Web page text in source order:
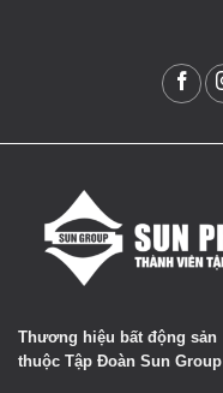
Thương hiệu bất động sản
thuộc Tập Đoàn Sun Group